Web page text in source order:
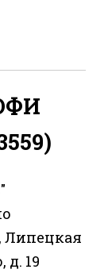
Липецкая
д. 19